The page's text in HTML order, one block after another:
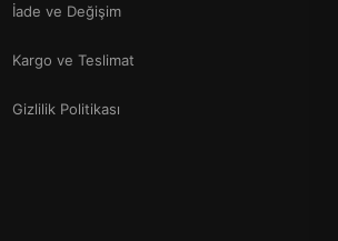
İade ve Değişim
Kargo ve Teslimat
Gizlilik Politikası